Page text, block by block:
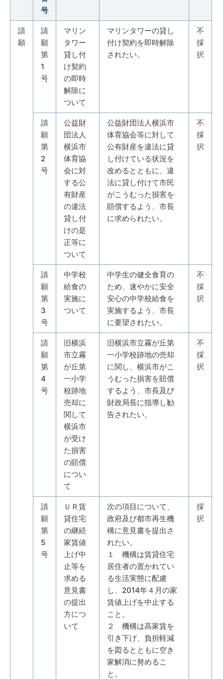
号
請
願
請
願
第
1
号
マリン
タワー
貸し付
け契約
の即時
解除に
ついて
マリンタワーの貸し
付け契約を即時解除
されたい。
不
採
択
請
願
第
2
号
公益財
団法人
横浜市
体育協
会に対
する公
有財産
の違法
貸し付
けの是
正等に
ついて
公益財団法人横浜市
体育協会等に対して
公有財産を違法に貸
し付けている状況を
改めるとともに、違
法に貸し付けて市民
がこうむった損害を
賠償するよう、市長
に求められたい。
不
採
択
請
願
第
3
号
中学校
給食の
実施に
ついて
中学生の健全食育の
ため、速やかに安全
安心の中学校給食を
実施するよう、市長
に要望されたい。
不
採
択
請
願
第
4
号
旧横浜
市立霧
が丘第
一小学
校跡地
売却に
関して
横浜市
が受け
た損害
の賠償
につい
て
旧横浜市立霧が丘第
一小学校跡地の売却
に関し、横浜市がこ
うむった損害を賠償
するよう、市長及び
財政局長に指導し勧
告されたい。
不
採
択
請
願
第
5
号
ＵＲ賃
貸住宅
の継続
家賃値
上げ中
止等を
求める
意見書
の提出
方につ
いて
次の項目について、
政府及び都市再生機
構に意見書を提出さ
れたい。
１ 機構は賃貸住宅
居住者の置かれてい
る生活実態に配慮
し、2014年４月の家
賃値上げを中止する
こと。
２ 機構は高家賃を
引き下げ、負担軽減
を図るとともに空き
家解消に努めるこ
と。
採
択